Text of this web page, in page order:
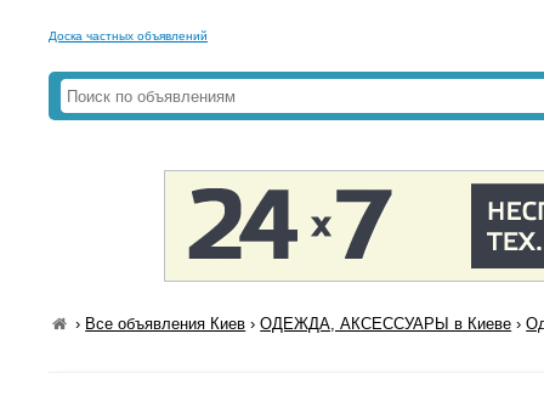
Доска частных объявлений
› Все объявления Киев ›ОДЕЖДА, АКСЕССУАРЫ в Киеве ›